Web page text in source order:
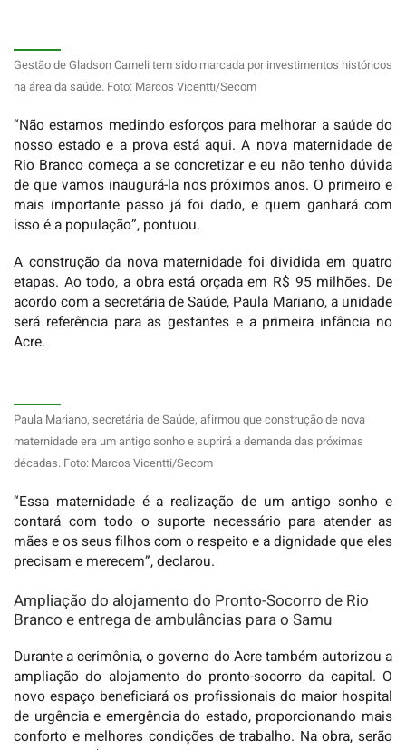
Gestão de Gladson Cameli tem sido marcada por investimentos históricos
na área da saúde. Foto: Marcos Vicentti/Secom
“Não estamos medindo esforços para melhorar a saúde do
nosso estado e a prova está aqui. A nova maternidade de
Rio Branco começa a se concretizar e eu não tenho dúvida
de que vamos inaugurá-la nos próximos anos. O primeiro e
mais importante passo já foi dado, e quem ganhará com
isso é a população”, pontuou.
A construção da nova maternidade foi dividida em quatro
etapas. Ao todo, a obra está orçada em R$ 95 milhões. De
acordo com a secretária de Saúde, Paula Mariano, a unidade
será referência para as gestantes e a primeira infância no
Acre.
Paula Mariano, secretária de Saúde, afirmou que construção de nova
maternidade era um antigo sonho e suprirá a demanda das próximas
décadas. Foto: Marcos Vicentti/Secom
“Essa maternidade é a realização de um antigo sonho e
contará com todo o suporte necessário para atender as
mães e os seus filhos com o respeito e a dignidade que eles
precisam e merecem”, declarou.
Ampliação do alojamento do Pronto-Socorro de Rio
Branco e entrega de ambulâncias para o Samu
Durante a cerimônia, o governo do Acre também autorizou a
ampliação do alojamento do pronto-socorro da capital. O
novo espaço beneficiará os profissionais do maior hospital
de urgência e emergência do estado, proporcionando mais
conforto e melhores condições de trabalho. Na obra, serão